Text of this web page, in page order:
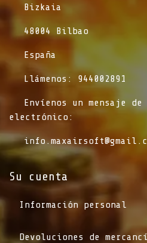
​Bizkaia
​48004 Bilbao
​España
​Llámenos: 944002891
​Envíenos un mensaje
electrónico:
Su cuenta
Información personal
Devoluciones de